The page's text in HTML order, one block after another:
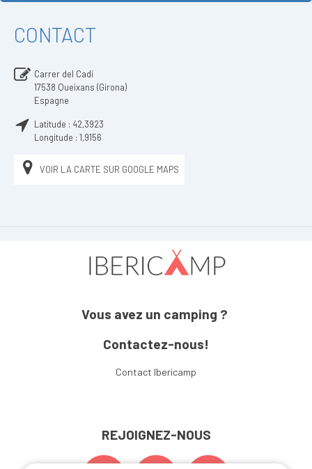
CONTACT
Carrer del Cadí
17538 Queixans (Girona)
Espagne
Latitude : 42,3923
Longitude : 1,9156
VOIR LA CARTE SUR GOOGLE MAPS
Vous avez un camping ?
Contactez-nous!
Contact Ibericamp
REJOIGNEZ-NOUS